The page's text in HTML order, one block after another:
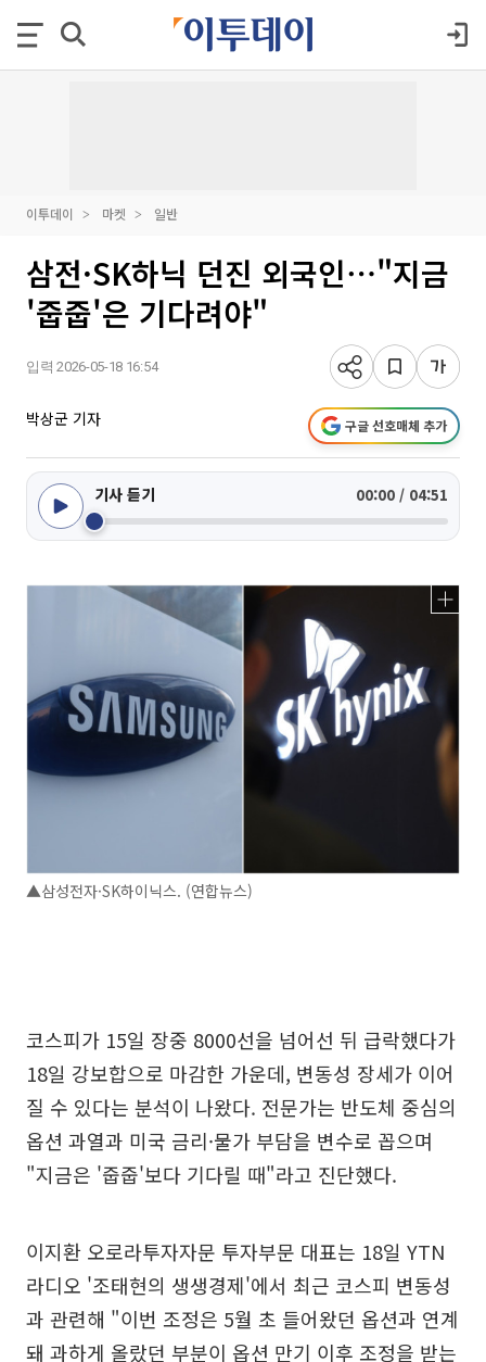
이투데이 마켓 일반
삼전·SK하닉 던진 외국인⋯"지금
'줍줍'은 기다려야"
입력 2026-05-18 16:54
박상군 기자 구글 선호매체 추가
기사 듣기 00:00 / 04:51
▲삼성전자·SK하이닉스. (연합뉴스)
코스피가 15일 장중 8000선을 넘어선 뒤 급락했다가
18일 강보합으로 마감한 가운데, 변동성 장세가 이어
질 수 있다는 분석이 나왔다. 전문가는 반도체 중심의
옵션 과열과 미국 금리·물가 부담을 변수로 꼽으며
"지금은 '줍줍'보다 기다릴 때"라고 진단했다.
이지환 오로라투자자문 투자부문 대표는 18일 YTN
라디오 '조태현의 생생경제'에서 최근 코스피 변동성
과 관련해 "이번 조정은 5월 초 들어왔던 옵션과 연계
돼 과하게 올랐던 부분이 옵션 만기 이후 조정을 받는